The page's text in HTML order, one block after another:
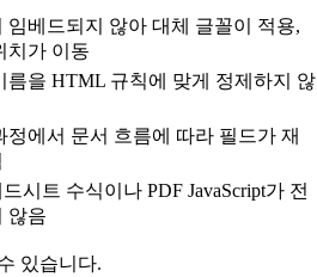
임베드되지 않아 대체 글꼴이 적용,
치가 이동
름을 HTML 규칙에 맞게 정제하지 않
정에서 문서 흐름에 따라 필드가 재
시트 수식이나 PDF JavaScript가 전
않음
있습니다.